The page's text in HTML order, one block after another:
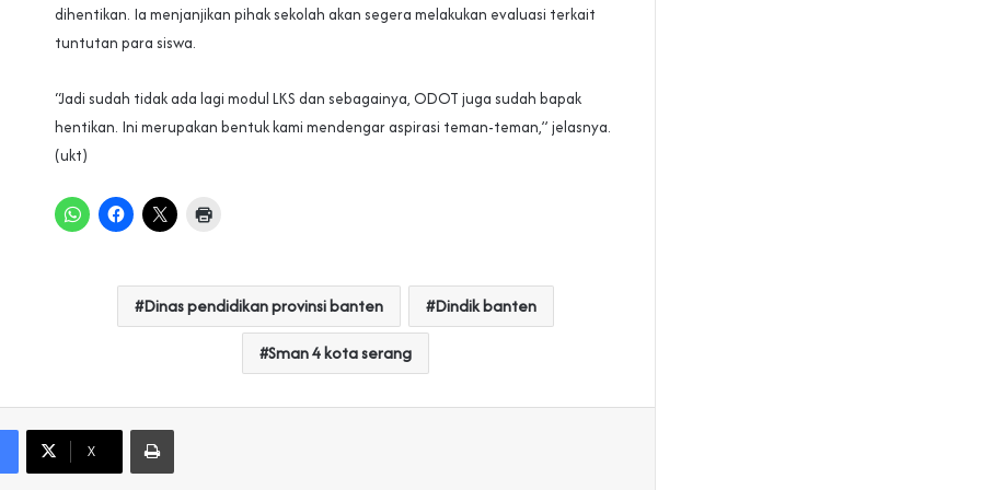
dihentikan. Ia menjanjikan pihak sekolah akan segera melakukan evaluasi terkait
tuntutan para siswa.
“Jadi sudah tidak ada lagi modul LKS dan sebagainya, ODOT juga sudah bapak
hentikan. Ini merupakan bentuk kami mendengar aspirasi teman-teman,” jelasnya.
(ukt)
Dinas pendidikan provinsi banten Dindik banten
Sman 4 kota serang
X
Print